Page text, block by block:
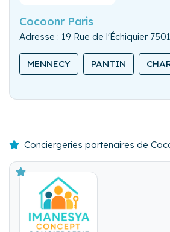
Cocoonr Paris
Adresse : 19 Rue de l'Échiquier
MENNECY PANTIN
Conciergeries partenaires de